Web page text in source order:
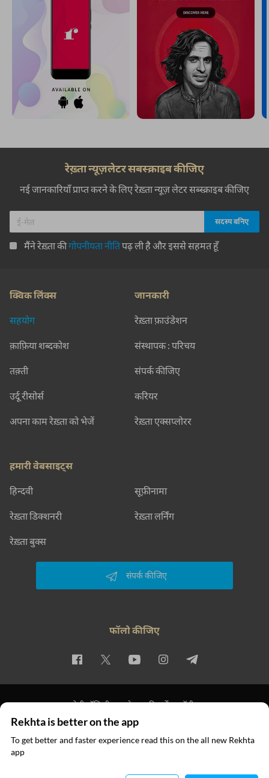
रेख़्ता न्यूज़लेटर सबस्क्राइब कीजिए
नई जानकारियाँ प्राप्त करने के लिए रेख़्ता न्यूज़ लेटर सब्स्क्राइब कीजिए
मैंने रेख़्ता कीगोपनीयता नीतिपढ़ ली है और इससे सहमत हूँ
क्विक लिंक्स
सहयोग
क़ाफ़िया शब्दकोश
तक़्ती
उर्दू रीसोर्स
अपना काम रेख़्ता को भेजें
जानकारी
रेख़्ता फ़ाउंडेशन
संस्थापक : परिचय
संपर्क कीजिए
करियर
रेख़्ता एक्सप्लोरर
हमारी वेबसाइट्स
हिन्दवी सूफ़ीनामा
रेख़्ता डिक्शनरी रेख़्ता लर्निंग
रेख़्ता बुक्स
संपर्क कीजिए
फॉलो कीजिए
प्राइवेसी पॉलिसी इस्तेमाल की शर्तें कॉपीराइट
© 2026 Rekhta™ Foundation. All rights reserved.
Rekhta is better on the app
To get better and faster experience read this on the all new Rekhta
app